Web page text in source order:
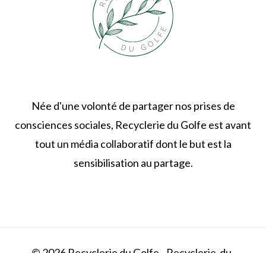
Née d'une volonté de partager nos prises de
consciences sociales, Recyclerie du Golfe est avant
tout un média collaboratif dont le but est la
sensibilisation au partage.